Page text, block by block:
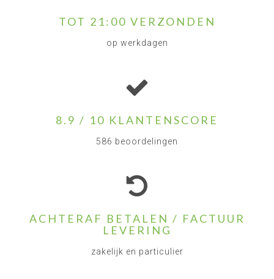
TOT 21:00 VERZONDEN
op werkdagen
8.9 / 10 KLANTENSCORE
586 beoordelingen
ACHTERAF BETALEN / FACTUUR
LEVERING
zakelijk en particulier